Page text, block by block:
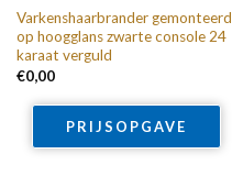
Varkenshaarbrander gemonteerd
op hoogglans zwarte console 24
karaat verguld
€0,00
PRIJSOPGAVE